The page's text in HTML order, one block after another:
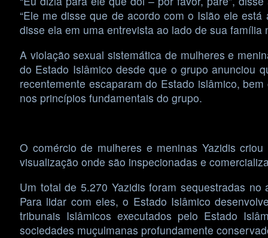
“Ele me disse que de acordo com o Islão ele
disse ela em uma entrevista ao lado de sua
A violação sexual sistemática de mulheres e
do Estado Islâmico desde que o grupo anunciou
recentemente escaparam do Estado islâmico,
nos princípios fundamentais do grupo.
O comércio de mulheres e meninas Yazidis
visualização onde são inspecionadas e
Um total de 5.270 Yazidis foram sequestradas
Para lidar com eles, o Estado Islâmico
tribunais Islâmicos executados pelo Estado
sociedades muçulmanas profundamente